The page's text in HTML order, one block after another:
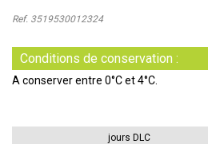
Ref. 3519530012324
Conditions de conservation :
A conserver entre 0°C et 4°C.
jours DLC